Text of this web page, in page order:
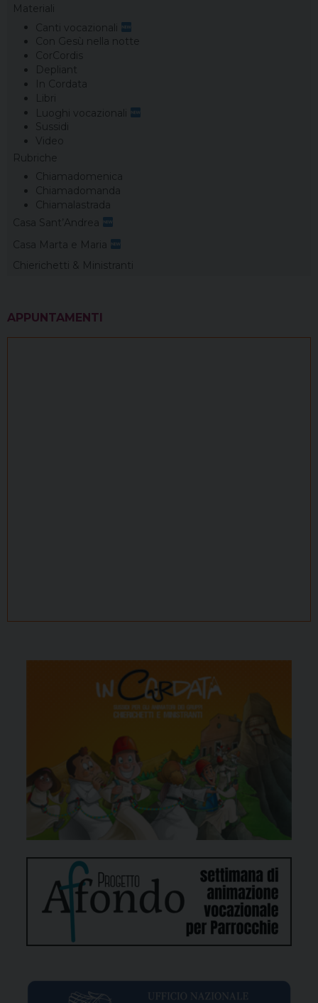
Materiali
Canti vocazionali
Con Gesù nella notte
CorCordis
Depliant
In Cordata
Libri
Luoghi vocazionali
Sussidi
Video
Rubriche
Chiamadomenica
Chiamadomanda
Chiamalastrada
Casa Sant’Andrea
Casa Marta e Maria
Chierichetti & Ministranti
APPUNTAMENTI